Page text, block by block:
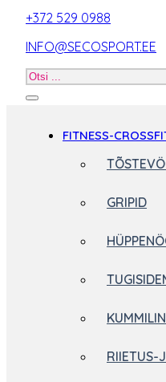
+372 529 0988
INFO@SECOSPORT.EE
Otsi
FITNESS-
GRIPID
RIIETUS-